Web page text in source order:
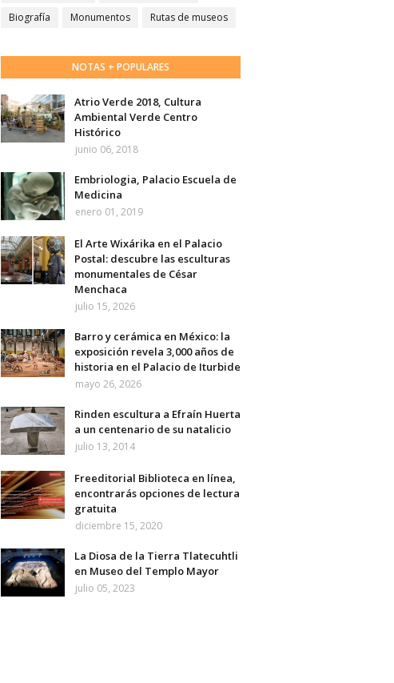
Biografía
Monumentos Rutas de museos
NOTAS + POPULARES
Atrio Verde 2018, Cultura
Ambiental Verde Centro
Histórico
junio 06, 2018
Embriologia, Palacio Escuela de
Medicina
enero 01, 2019
El Arte Wixárika en el Palacio
Postal: descubre las esculturas
monumentales de César
Menchaca
julio 15, 2026
Barro y cerámica en México: la
exposición revela 3,000 años de
historia en el Palacio de Iturbide
mayo 26, 2026
Rinden escultura a Efraín Huerta
a un centenario de su natalicio
julio 13, 2014
Freeditorial Biblioteca en línea,
encontrarás opciones de lectura
gratuita
diciembre 15, 2020
La Diosa de la Tierra Tlatecuhtli
en Museo del Templo Mayor
julio 05, 2023